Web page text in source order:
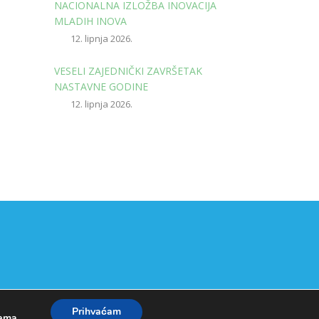
NACIONALNA IZLOŽBA INOVACIJA
MLADIH INOVA
12. lipnja 2026.
VESELI ZAJEDNIČKI ZAVRŠETAK
NASTAVNE GODINE
12. lipnja 2026.
Prihvaćam